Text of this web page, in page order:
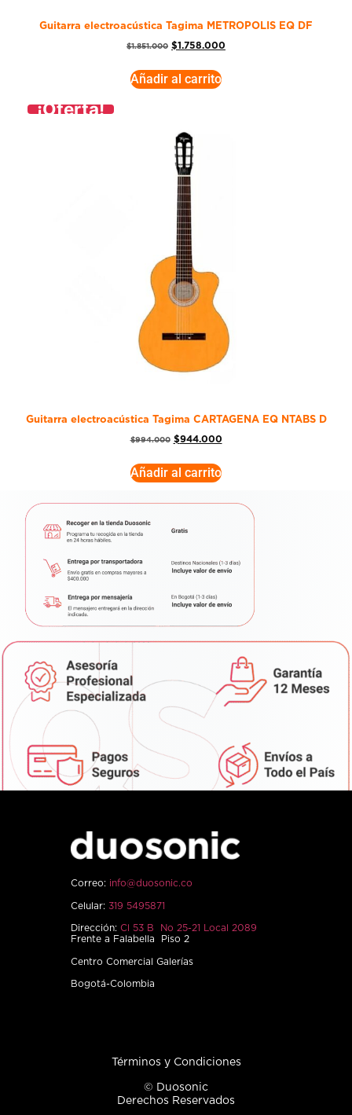
Guitarra electroacústica Tagima METROPOLIS EQ DF
$1.851.000 $1.758.000
Añadir al carrito
¡Oferta!
Guitarra electroacústica Tagima CARTAGENA EQ NTABS D
$994.000 $944.000
Añadir al carrito
Correo: info@duosonic.co
Celular: 319 5495871
Dirección: Cl 53 B No 25-21 Local 2089
Frente a Falabella Piso 2
Centro Comercial Galerías
Bogotá-Colombia
Términos y Condiciones
© Duosonic
Derechos Reservados